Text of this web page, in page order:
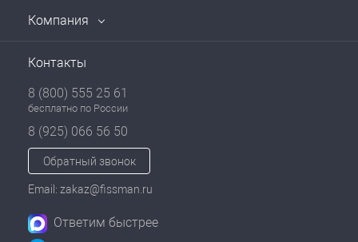
Компания
Контакты
8 (800) 555 25 61
бесплатно по России
8 (925) 066 56 50
Обратный звонок
Email: zakaz@fissman.ru
Ответим быстрее